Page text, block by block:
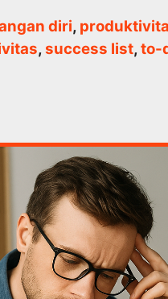
diri,
,success list,to-